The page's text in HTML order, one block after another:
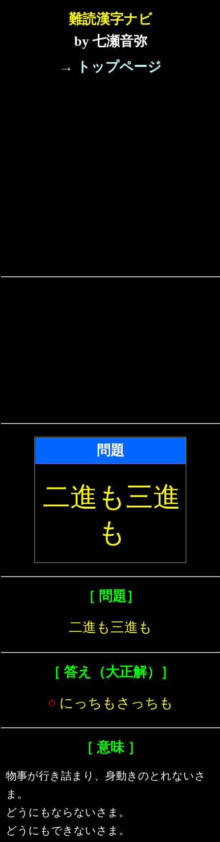
難読漢字ナビ
by 七瀬音弥
→ トップページ
問題
二進も三進
も
［ 問題］
二進も三進も
［ 答え（大正解）］
○ にっちもさっちも
［ 意味 ］
物事が行き詰まり、身動きのとれないさ
ま。
どうにもならないさま。
どうにもできないさま。